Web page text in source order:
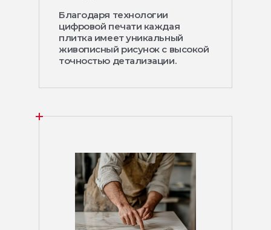
Благодаря технологии
цифровой печати каждая
плитка имеет уникальный
живописный рисунок с высокой
точностью детализации.